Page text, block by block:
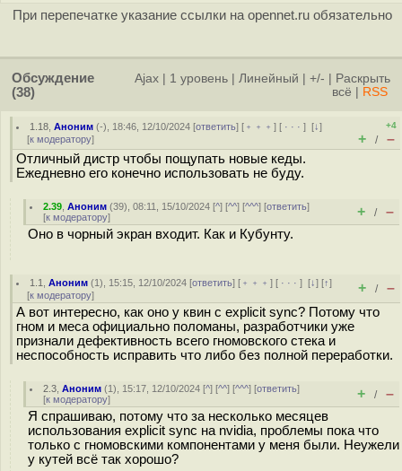
При перепечатке указание ссылки на opennet.ru обязательно
Обсуждение
(38)
Ajax 1 уровень Линейный +/-
Раскрыть
всё
RSS
1.18 ,Аноним (-), 18:46, 12/10/2024 [ответить] [ ﹢﹢﹢] [ · · ·][↓]
[к модератору]
+4
+ / –
Отличный дистр чтобы пощупать новые кеды.
Ежедневно его конечно использовать не буду.
2.39 ,Аноним (39), 08:11, 15/10/2024 [^] [^^] [^^^] [ответить]
[к модератору] + / –
Оно в чорный экран входит. Как и Кубунту.
1.1 ,Аноним (1), 15:15, 12/10/2024 [ответить] [ ﹢﹢﹢] [ · · ·][↓] [↑]
[к модератору] + / –
А вот интересно, как оно у квин с explicit sync? Потому что
гном и меса официально поломаны, разработчики уже
признали дефективность всего гномовского стека и
неспособность исправить что либо без полной переработки.
2.3 ,Аноним (1), 15:17, 12/10/2024 [^] [^^] [^^^] [ответить]
[к модератору] + / –
Я спрашиваю, потому что за несколько месяцев
использования explicit sync на nvidia, проблемы пока что
только с гномовскими компонентами у меня были. Неужели
у кутей всё так хорошо?